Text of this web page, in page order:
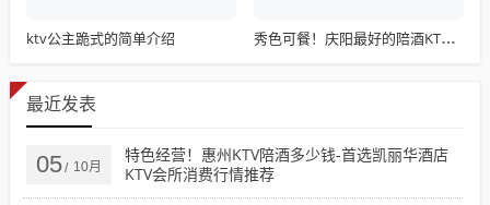
ktv公主跪式的简单介绍 秀色可餐！庆阳最好的陪酒KTV-首选陇上明珠KTV会所消费行情推荐
最近发表
05/ 10月
特色经营！惠州KTV陪酒多少钱-首选凯丽华酒店
KTV会所消费行情推荐